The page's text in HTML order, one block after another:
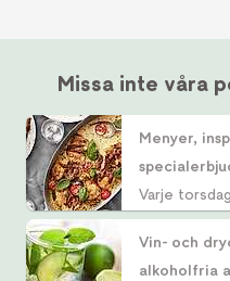
Missa inte våra
Menyer,
Varje
Vin- och
alkoholfria